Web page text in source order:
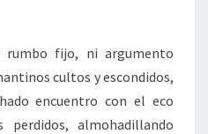
rumbo fijo, ni argumento
cultos y escondidos,
encuentro con el eco
almohadillando